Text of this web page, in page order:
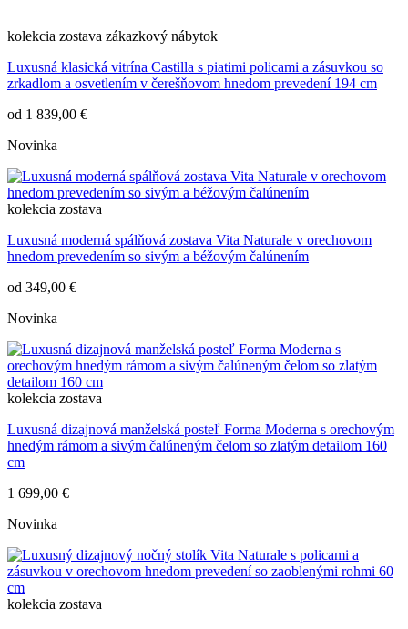
kolekcia zostava zákazkový nábytok
Luxusná klasická vitrína Castilla s piatimi policami a zásuvkou so
zrkadlom a osvetlením v čerešňovom hnedom prevedení 194 cm
od 1 839,00 €
Novinka
kolekcia zostava
Luxusná moderná spálňová zostava Vita Naturale v orechovom
hnedom prevedením so sivým a béžovým čalúnením
od 349,00 €
Novinka
kolekcia zostava
Luxusná dizajnová manželská posteľ Forma Moderna s orechovým
hnedým rámom a sivým čalúneným čelom so zlatým detailom 160
cm
1 699,00 €
Novinka
kolekcia zostava